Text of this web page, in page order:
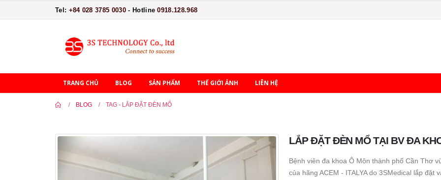
Tel: +84 028 3785 0030- Hotline0918.128.968
TRANG CHỦ BLOG SẢN PHẨM THẾ GIỚI ẢNH LIÊN HỆ
BLOG TAG - LẮP ĐẶT ĐÈN MỔ
LẮP ĐẶT ĐÈN MỔ TẠI BV ĐA
Bệnh viên đa khoa Ô Môn thành phố Cần Thơ
của hãng ACEM - ITALYA do 3SMedical lắp